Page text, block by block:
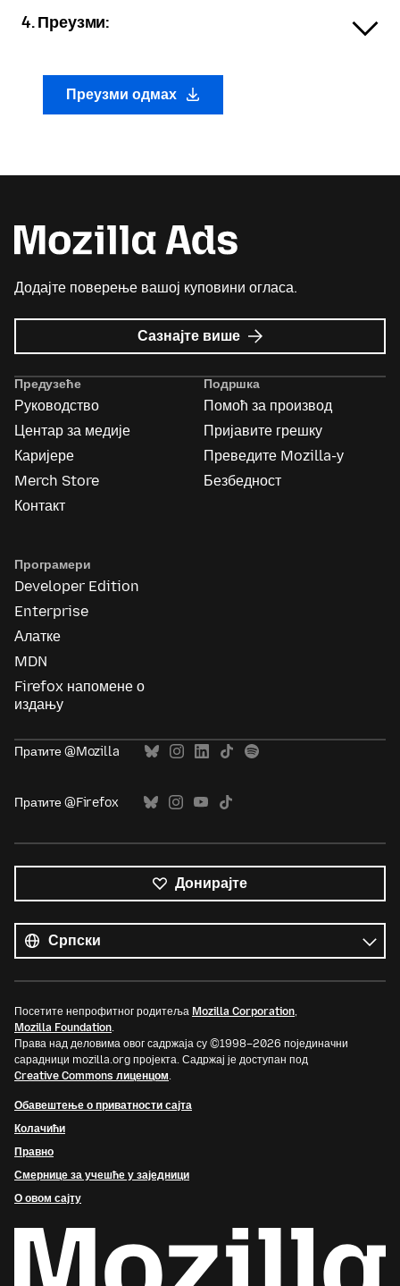
4. Преузми:
Преузми одмах
Додајте поверење вашој куповини огласа.
Сазнајте више о
Mozilla
Предузеће
Руководство
Центар за медије
Каријере
Merch Store
Контакт
Подршка
Помоћ за производ
Пријавите грешку
Преведите Mozilla-у
Безбедност
Програмери
Developer Edition
Enterprise
Алатке
MDN
Firefox напомене о
издању
Пратите @Mozilla
Пратите @Firefox
Донирајте
језици
Језик
Посетите непрофитног родитеља Mozilla Corporation,
Mozilla Foundation.
Права над деловима овог садржаја су ©1998–2026 појединачни
сарадници mozilla.org пројекта. Садржај је доступан под
Creative Commons лиценцом.
Обавештење о приватности сајта
Колачићи
Правно
Смернице за учешће у заједници
О овом сајту